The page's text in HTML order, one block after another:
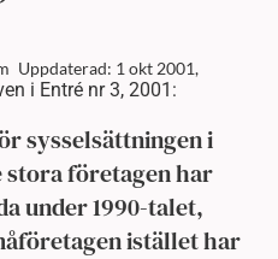
Uppdaterad: 1 okt 2001,
i Entré nr 3, 2001:
sysselsättningen i
stora företagen har
under 1990-talet,
istället har